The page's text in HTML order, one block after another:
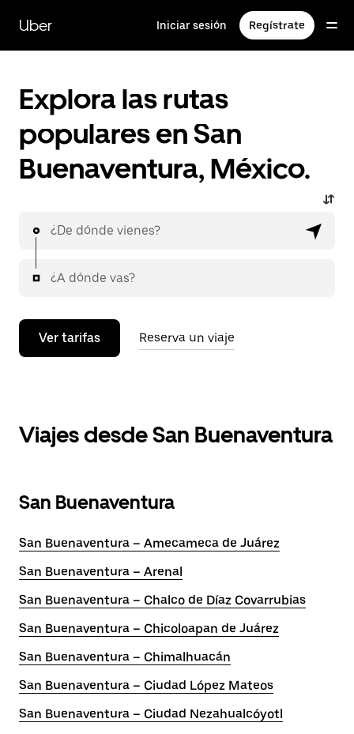
contenido
principal
Uber Iniciar sesión Regístrate
Explora las rutas
populares en San
Buenaventura, México.
¿De dónde vienes?
¿A dónde vas?
Ver tarifas Reserva un viaje
Viajes desde San Buenaventura
San Buenaventura
San Buenaventura – Amecameca de Juárez
San Buenaventura – Arenal
San Buenaventura – Chalco de Díaz Covarrubias
San Buenaventura – Chicoloapan de Juárez
San Buenaventura – Chimalhuacán
San Buenaventura – Ciudad López Mateos
San Buenaventura – Ciudad Nezahualcóyotl